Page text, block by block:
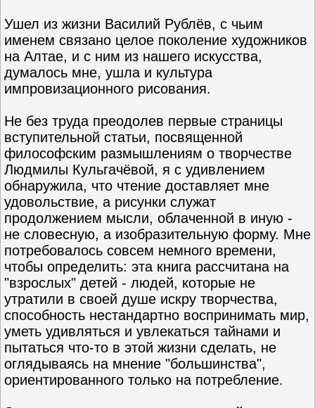
Ушел из жизни Василий Рублёв, с чьим
именем связано целое поколение художников
на Алтае, и с ним из нашего искусства,
думалось мне, ушла и культура
импровизационного рисования.
Не без труда преодолев первые страницы
вступительной статьи, посвященной
философским размышлениям о творчестве
Людмилы Кульгачёвой, я с удивлением
обнаружила, что чтение доставляет мне
удовольствие, а рисунки служат
продолжением мысли, облаченной в иную -
не словесную, а изобразительную форму. Мне
потребовалось совсем немного времени,
чтобы определить: эта книга рассчитана на
"взрослых" детей - людей, которые не
утратили в своей душе искру творчества,
способность нестандартно воспринимать мир,
уметь удивляться и увлекаться тайнами и
пытаться что-то в этой жизни сделать, не
оглядываясь на мнение "большинства",
ориентированного только на потребление.